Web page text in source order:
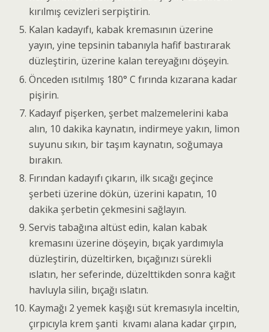
kırılmış cevizleri serpiştirin.
Kalan kadayıfı, kabak kremasının üzerine
yayın, yine tepsinin tabanıyla hafif bastırarak
düzleştirin, üzerine kalan tereyağını döşeyin.
Önceden ısıtılmış 180° C fırında kızarana kadar
pişirin.
Kadayıf pişerken, şerbet malzemelerini kaba
alın, 10 dakika kaynatın, indirmeye yakın, limon
suyunu sıkın, bir taşım kaynatın, soğumaya
bırakın.
Fırından kadayıfı çıkarın, ilk sıcağı geçince
şerbeti üzerine dökün, üzerini kapatın, 10
dakika şerbetin çekmesini sağlayın.
Servis tabağına altüst edin, kalan kabak
kremasını üzerine döşeyin, bıçak yardımıyla
düzleştirin, düzeltirken, bıçağınızı sürekli
ıslatın, her seferinde, düzelttikden sonra kağıt
havluyla silin, bıçağı ıslatın.
Kaymağı 2 yemek kaşığı süt kremasıyla inceltin,
çırpıcıyla krem şanti kıvamı alana kadar çırpın,